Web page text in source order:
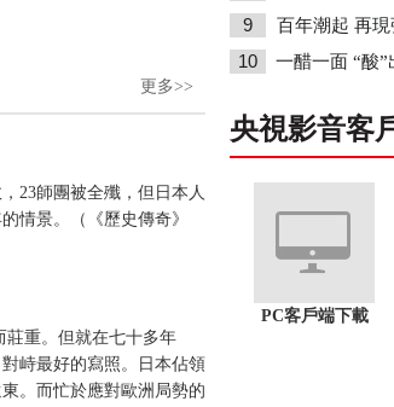
更多>>
23師團被全殲，但日本人
情景。（《歷史傳奇》
莊重。但就在七十多年
峙最好的寫照。日本佔領
。而忙於應對歐洲局勢的
9 百年潮起 再
10 一醋一面 “酸”
央視影音客
PC客戶端下載